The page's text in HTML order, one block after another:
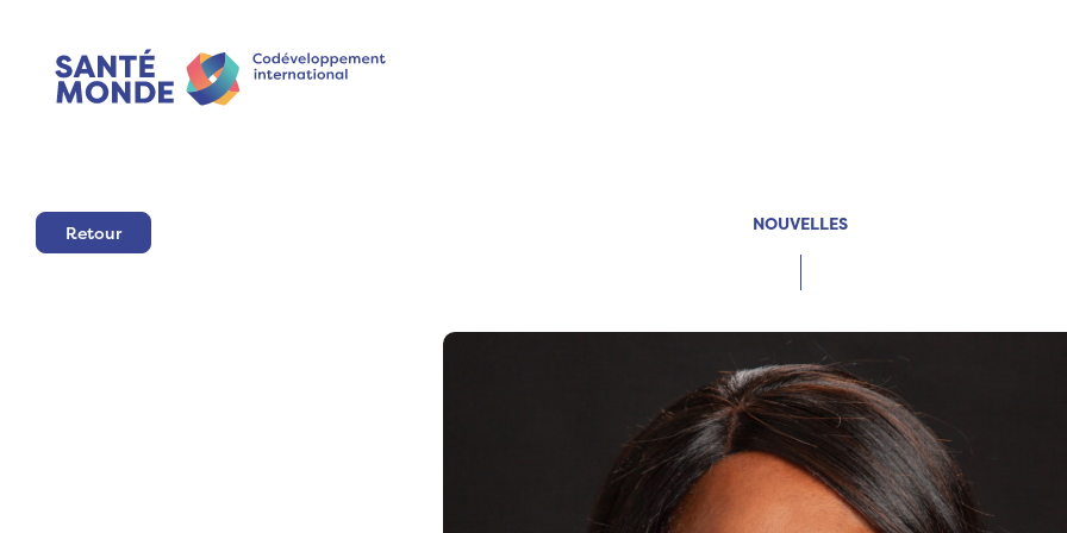
Retour NOUVELLES